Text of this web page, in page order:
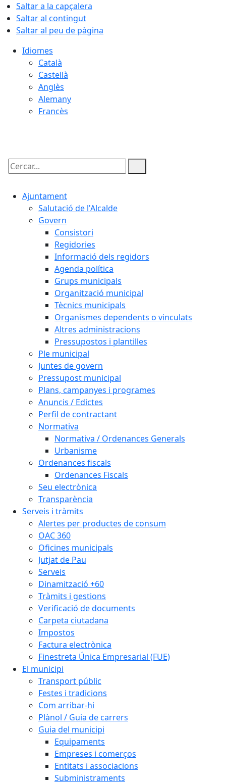
Saltar a la capçalera
Saltar al contingut
Saltar al peu de pàgina
Idiomes
Català
Castellà
Anglès
Alemany
Francès
Cercar:
Ajuntament
Salutació de l'Alcalde
Govern
Consistori
Regidories
Informació dels regidors
Agenda política
Grups municipals
Organització municipal
Tècnics municipals
Organismes dependents o vinculats
Altres administracions
Pressupostos i plantilles
Ple municipal
Juntes de govern
Pressupost municipal
Plans, campanyes i programes
Anuncis / Edictes
Perfil de contractant
Normativa
Normativa / Ordenances Generals
Urbanisme
Ordenances fiscals
Ordenances Fiscals
Seu electrònica
Transparència
Serveis i tràmits
Alertes per productes de consum
OAC 360
Oficines municipals
Jutjat de Pau
Serveis
Dinamització +60
Tràmits i gestions
Verificació de documents
Carpeta ciutadana
Impostos
Factura electrònica
Finestreta Única Empresarial (FUE)
El municipi
Transport públic
Festes i tradicions
Com arribar-hi
Plànol / Guia de carrers
Guia del municipi
Equipaments
Empreses i comerços
Entitats i associacions
Subministraments